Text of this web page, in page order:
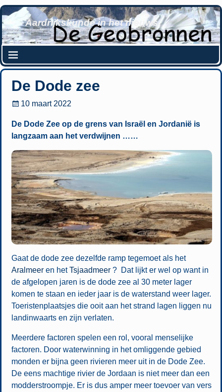
Aardrijkskunde in het nieuws
De Dode zee
10 maart 2022
De Dode Zee op de grens van Israël en Jordanië is
langzaam aan het verdwijnen ……
Gaat de dode zee dezelfde ramp tegemoet als het
Aralmeeren hetTsjaadmeer? Dat lijkt er wel op want in
de afgelopen jaren is de dode zee al 30 meter lager
komen te staan en ieder jaar is de waterstand weer lager.
Toeristenplaatsjes die ooit aan het strand lagen liggen nu
landinwaarts en zijn verlaten.
Meerdere factoren spelen een rol, vooral menselijke
factoren. Door waterwinning in het omliggende gebied
monden er bijna geen rivieren meer uit in de Dode Zee.
De eens machtige rivier de Jordaan is niet meer dan een
modderstroompje. Er is dus amper meer toevoer van vers